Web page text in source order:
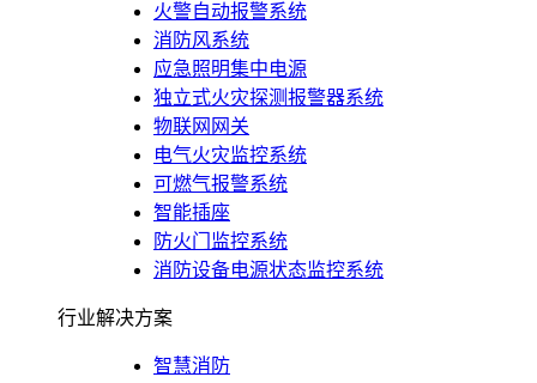
火警自动报警系统
消防风系统
应急照明集中电源
独立式火灾探测报警器系统
物联网网关
电气火灾监控系统
可燃气报警系统
智能插座
防火门监控系统
消防设备电源状态监控系统
行业解决方案
智慧消防